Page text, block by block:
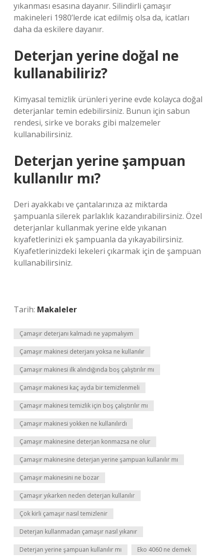
yıkanması esasına dayanır. Silindirli çamaşır
makineleri 1980’lerde icat edilmiş olsa da, icatları
daha da eskilere dayanır.
Deterjan yerine doğal ne
kullanabiliriz?
Kimyasal temizlik ürünleri yerine evde kolayca doğal
deterjanlar temin edebilirsiniz. Bunun için sabun
rendesi, sirke ve boraks gibi malzemeler
kullanabilirsiniz.
Deterjan yerine şampuan
kullanılır mı?
Deri ayakkabı ve çantalarınıza az miktarda
şampuanla silerek parlaklık kazandırabilirsiniz. Özel
deterjanlar kullanmak yerine elde yıkanan
kıyafetlerinizi ek şampuanla da yıkayabilirsiniz.
Kıyafetlerinizdeki lekeleri çıkarmak için de şampuan
kullanabilirsiniz.
Tarih: Makaleler
Çamaşır deterjanı kalmadı ne yapmalıyım
Çamaşır makinesi deterjanı yoksa ne kullanılır
Çamaşır makinesi ilk alındığında boş çalıştırılır mı
Çamaşır makinesi kaç ayda bir temizlenmeli
Çamaşır makinesi temizlik için boş çalıştırılır mı
Çamaşır makinesi yokken ne kullanılırdı
Çamaşır makinesine deterjan konmazsa ne olur
Çamaşır makinesine deterjan yerine şampuan kullanılır mı
Çamaşır makinesini ne bozar
Çamaşır yıkarken neden deterjan kullanılır
Çok kirli çamaşır nasıl temizlenir
Deterjan kullanmadan çamaşır nasıl yıkanır
Deterjan yerine şampuan kullanılır mı Eko 4060 ne demek